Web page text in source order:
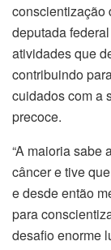
conscientização
deputada
atividades que
contribuindo
cuidados com a
precoce.
“A maioria sabe
câncer e tive
e desde então
para
desafio enorme